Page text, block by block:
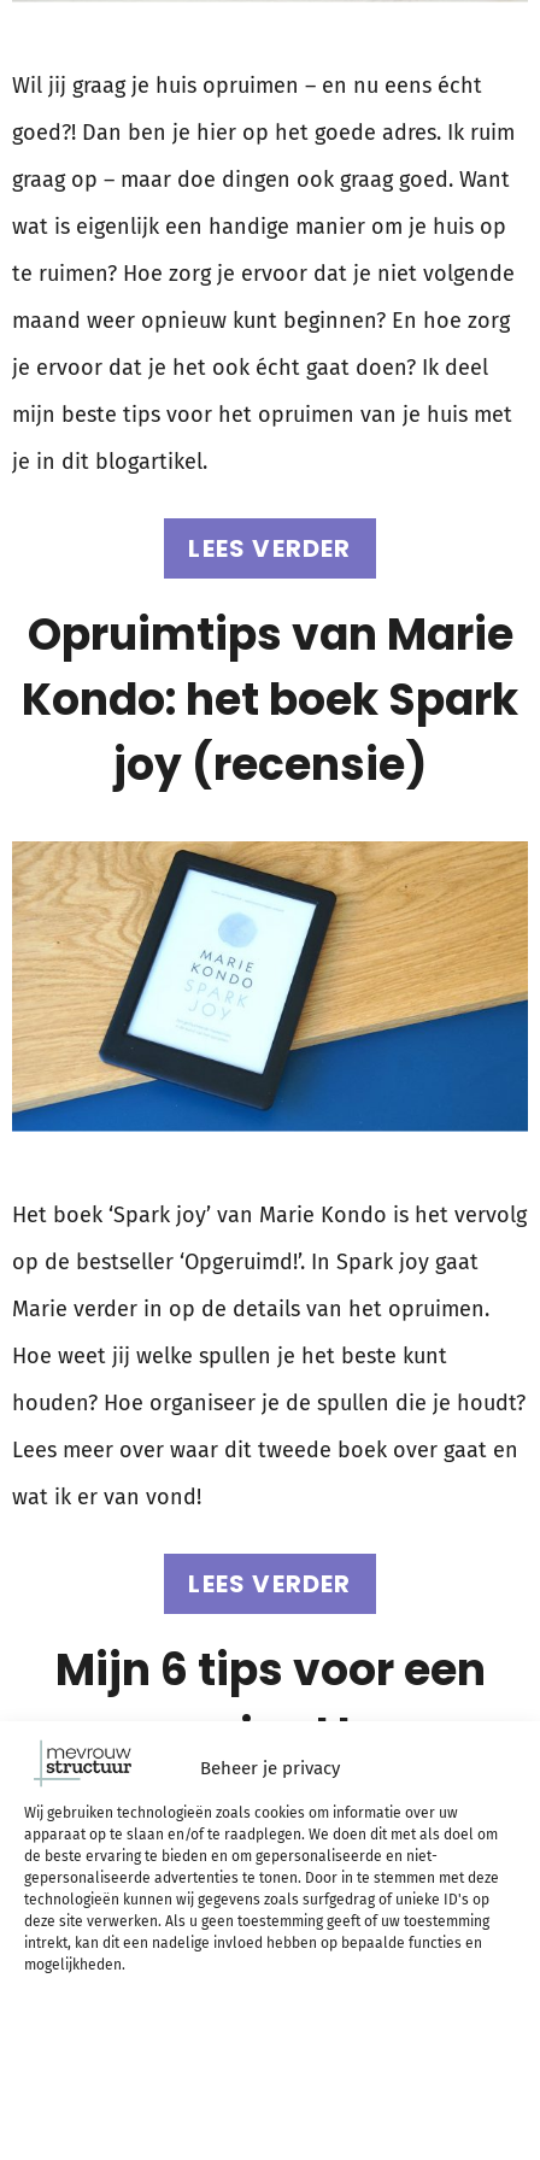
Beheer je privacy
Wij gebruiken technologieën zoals cookies om informatie over uw
apparaat op te slaan en/of te raadplegen. We doen dit met als doel om
de beste ervaring te bieden en om gepersonaliseerde en niet-
gepersonaliseerde advertenties te tonen. Door in te stemmen met deze
technologieën kunnen wij gegevens zoals surfgedrag of unieke ID's op
deze site verwerken. Als u geen toestemming geeft of uw toestemming
intrekt, kan dit een nadelige invloed hebben op bepaalde functies en
mogelijkheden.
Wil jij graag je huis opruimen – en nu eens écht
goed?! Dan ben je hier op het goede adres. Ik ruim
graag op – maar doe dingen ook graag goed. Want
wat is eigenlijk een handige manier om je huis op
te ruimen? Hoe zorg je ervoor dat je niet volgende
maand weer opnieuw kunt beginnen? En hoe zorg
je ervoor dat je het ook écht gaat doen? Ik deel
mijn beste tips voor het opruimen van je huis met
je in dit blogartikel.
LEES VERDER
Opruimtips van Marie
Kondo: het boek Spark
joy (recensie)
Het boek ‘Spark joy’ van Marie Kondo is het vervolg
op de bestseller ‘Opgeruimd!’. In Spark joy gaat
Marie verder in op de details van het opruimen.
Hoe weet jij welke spullen je het beste kunt
houden? Hoe organiseer je de spullen die je houdt?
Lees meer over waar dit tweede boek over gaat en
wat ik er van vond!
LEES VERDER
Mijn 6 tips voor een
opgeruimd leven